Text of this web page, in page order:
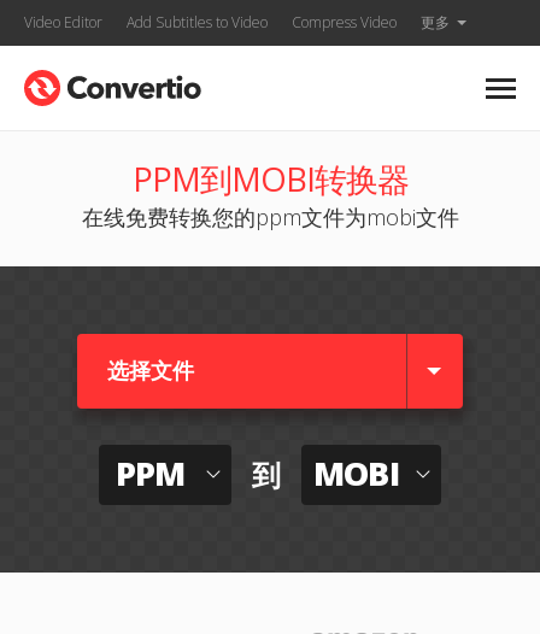
Video Editor Add Subtitles to Video Compress Video 更多
PPM到MOBI转换器
在线免费转换您的ppm文件为mobi文件
选择文件
PPM 到 MOBI